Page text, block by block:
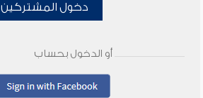
دخول المشتركين
أو الدخول بحساب